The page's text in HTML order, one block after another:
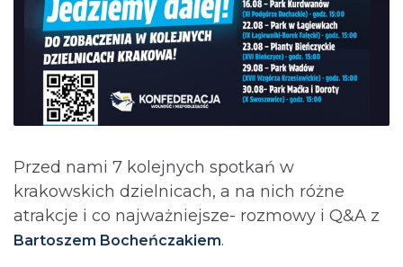
Przed nami 7 kolejnych spotkań w
krakowskich dzielnicach, a na nich różne
atrakcje i co najważniejsze- rozmowy i Q&A z
Bartoszem Bocheńczakiem.